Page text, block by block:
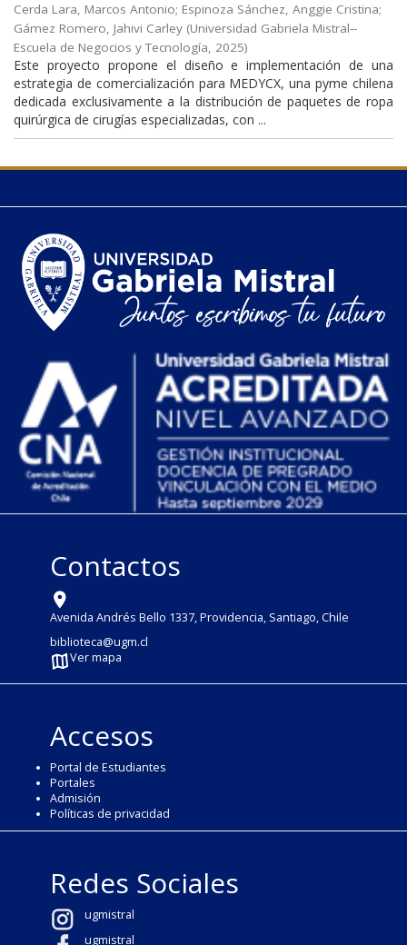
Cerda Lara, Marcos Antonio; Espinoza Sánchez, Anggie Cristina;
Gámez Romero, Jahivi Carley (Universidad Gabriela Mistral--
Escuela de Negocios y Tecnología, 2025)
Este proyecto propone el diseño e implementación de una
estrategia de comercialización para MEDYCX, una pyme chilena
dedicada exclusivamente a la distribución de paquetes de ropa
quirúrgica de cirugías especializadas, con ...
Contactos
Avenida Andrés Bello 1337, Providencia, Santiago, Chile
biblioteca@ugm.cl
Ver mapa
Accesos
Portal de Estudiantes
Portales
Admisión
Políticas de privacidad
Redes Sociales
ugmistral
ugmistral